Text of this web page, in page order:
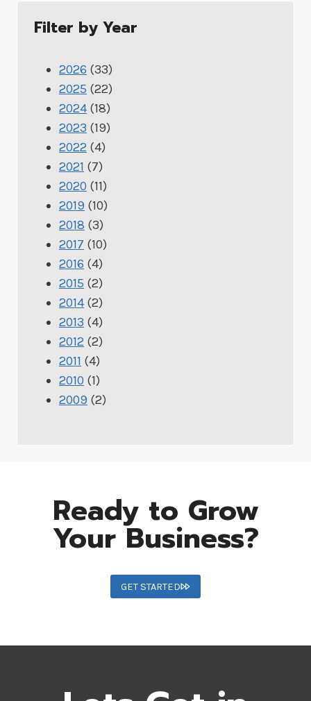
Filter by Year
2026 (33)
2025 (22)
2024 (18)
2023 (19)
2022 (4)
2021 (7)
2020 (11)
2019 (10)
2018 (3)
2017 (10)
2016 (4)
2015 (2)
2014 (2)
2013 (4)
2012 (2)
2011 (4)
2010 (1)
2009 (2)
Ready to Grow
Your Business?
GET STARTED